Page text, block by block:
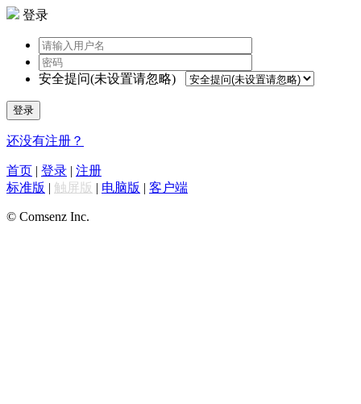
登录
安全提问(未设置请忽略)
登录
还没有注册？
首页 | 登录 | 注册
标准版 | 触屏版 | 电脑版 | 客户端
© Comsenz Inc.